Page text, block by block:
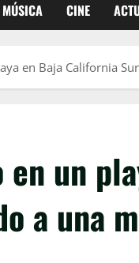
MÚSICA CINE
en Baja California
en un
a una